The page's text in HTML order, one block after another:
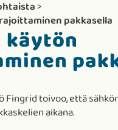
>
pakkasella
käytön
Fingrid toivoo, että
aikana.